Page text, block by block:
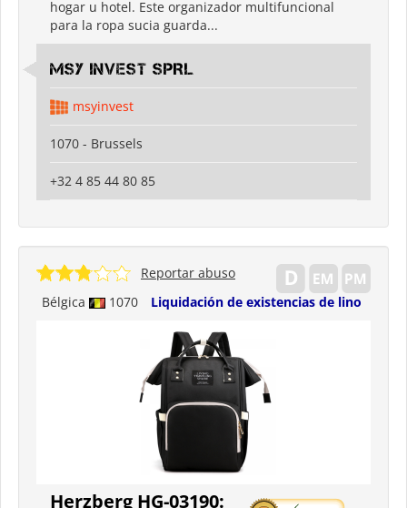
hogar u hotel. Este organizador multifuncional
para la ropa sucia guarda...
MSY INVEST SPRL
msyinvest
1070 - Brussels
+32 4 85 44 80 85
Bélgica 1070 Liquidación de existencias de lino
Reportar abuso
Herzberg HG-03190: